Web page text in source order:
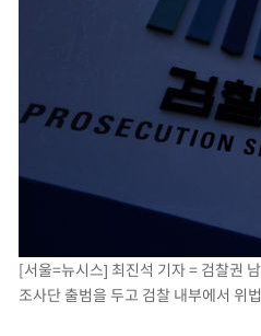
[속보]'채상병 순직 책임' 임성근, 항소심
[속보]종합특검, '관저이전 봐주기 감사'
민주 콩고 에볼라환자 4천명 돌파, 4053명
[속보]'300억원대 사기 혐의' 차가원 대표
"미 전국적 살모네라 식중독 원인은 멕시
[속보]경찰·노동부, HL만도 평택사업장 끼
[속보]합수본, '투표율 허위 입력' 중앙·서
[속보]원·달러 환율, 오전 9시 1423.8원
[서울=뉴시스] 최진석 기자 = 검찰권
조사단 출범을 두고 검찰 내부에서